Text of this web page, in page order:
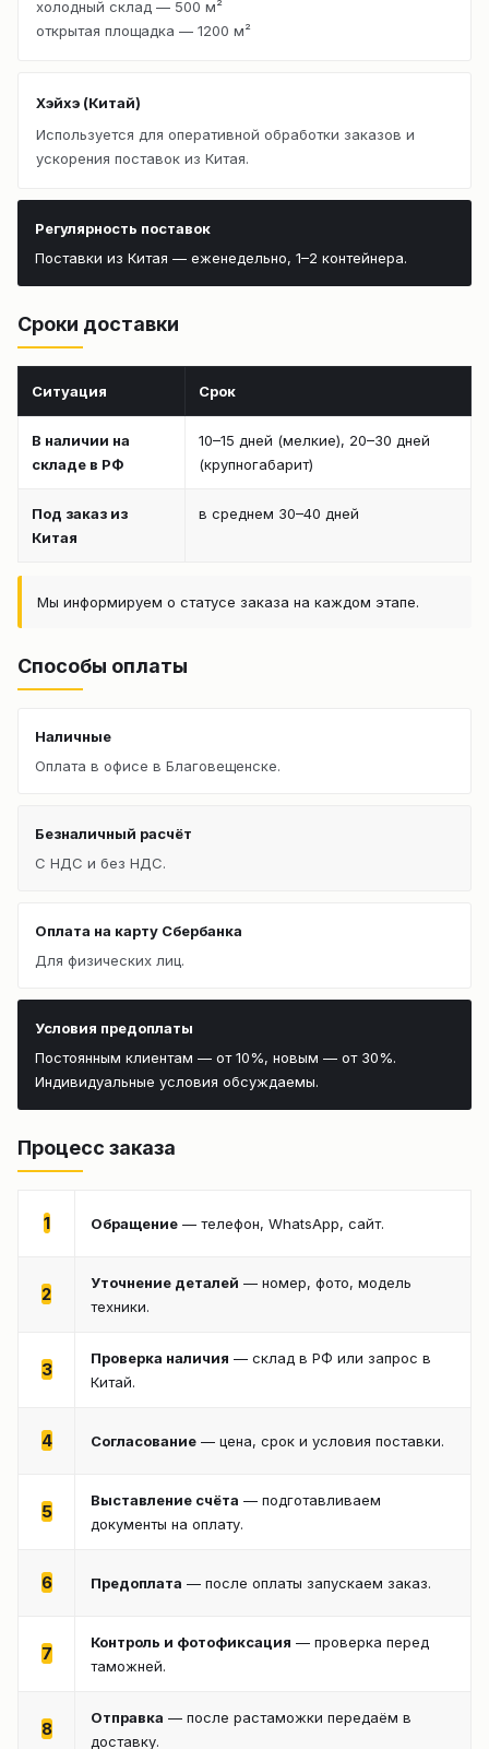
холодный склад — 500 м²
открытая площадка — 1200 м²
Хэйхэ (Китай)
Используется для оперативной обработки заказов и
ускорения поставок из Китая.
Регулярность поставок
Поставки из Китая — еженедельно, 1–2 контейнера.
Сроки доставки
Ситуация Срок
В наличии на
складе в РФ
10–15 дней (мелкие), 20–30 дней
(крупногабарит)
Под заказ из
Китая
в среднем 30–40 дней
Мы информируем о статусе заказа на каждом этапе.
Способы оплаты
Наличные
Оплата в офисе в Благовещенске.
Безналичный расчёт
С НДС и без НДС.
Оплата на карту Сбербанка
Для физических лиц.
Условия предоплаты
Постоянным клиентам — от 10%, новым — от 30%.
Индивидуальные условия обсуждаемы.
Процесс заказа
1 Обращение — телефон, WhatsApp, сайт.
2
Уточнение деталей — номер, фото, модель
техники.
3
Проверка наличия — склад в РФ или запрос в
Китай.
4 Согласование — цена, срок и условия поставки.
5
Выставление счёта — подготавливаем
документы на оплату.
6 Предоплата — после оплаты запускаем заказ.
7
Контроль и фотофиксация — проверка перед
таможней.
8
Отправка — после растаможки передаём в
доставку.